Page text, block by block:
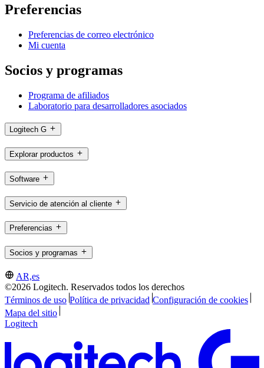
Preferencias
Preferencias de correo electrónico
Mi cuenta
Socios y programas
Programa de afiliados
Laboratorio para desarrolladores asociados
Logitech G
Explorar productos
Software
Servicio de atención al cliente
Preferencias
Socios y programas
AR,es
©2026 Logitech. Reservados todos los derechos
Términos de uso Política de privacidad Configuración de cookies
Mapa del sitio
Logitech